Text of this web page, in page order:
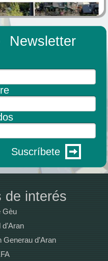
Newsletter
Suscríbete
de interés
Gèu
Generau d’Aran